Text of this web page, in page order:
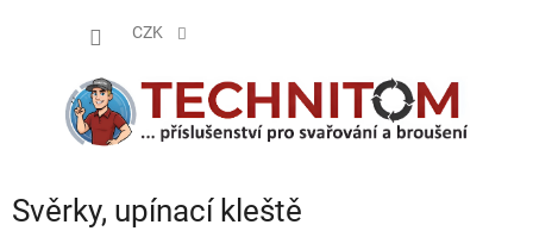
CZK
Svěrky, upínací kleště